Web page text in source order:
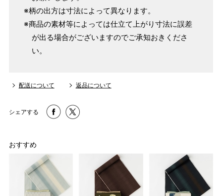
※柄の出方は寸法によって異なります。
※商品の素材等によっては仕立て上がり寸法に誤差
が出る場合がございますのでご承知おきくださ
い。
配送について 返品について
シェアする
おすすめ